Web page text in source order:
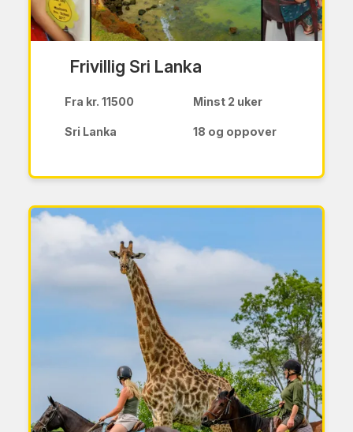
Frivillig Sri Lanka
Fra kr. 11500 Minst 2 uker
Sri Lanka 18 og oppover